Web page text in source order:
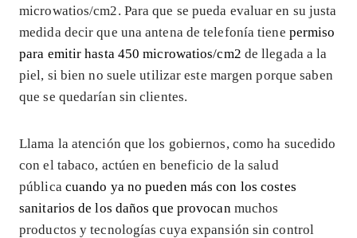
microwatios/cm2. Para que se pueda evaluar en su justa
medida decir que una antena de telefonía tiene permiso
para emitir hasta 450 microwatios/cm2 de llegada a la
piel, si bien no suele utilizar este margen porque saben
que se quedarían sin clientes.
Llama la atención que los gobiernos, como ha sucedido
con el tabaco, actúen en beneficio de la salud
pública cuando ya no pueden más con los costes
sanitarios de los daños que provocan muchos
productos y tecnologías cuya expansión sin control